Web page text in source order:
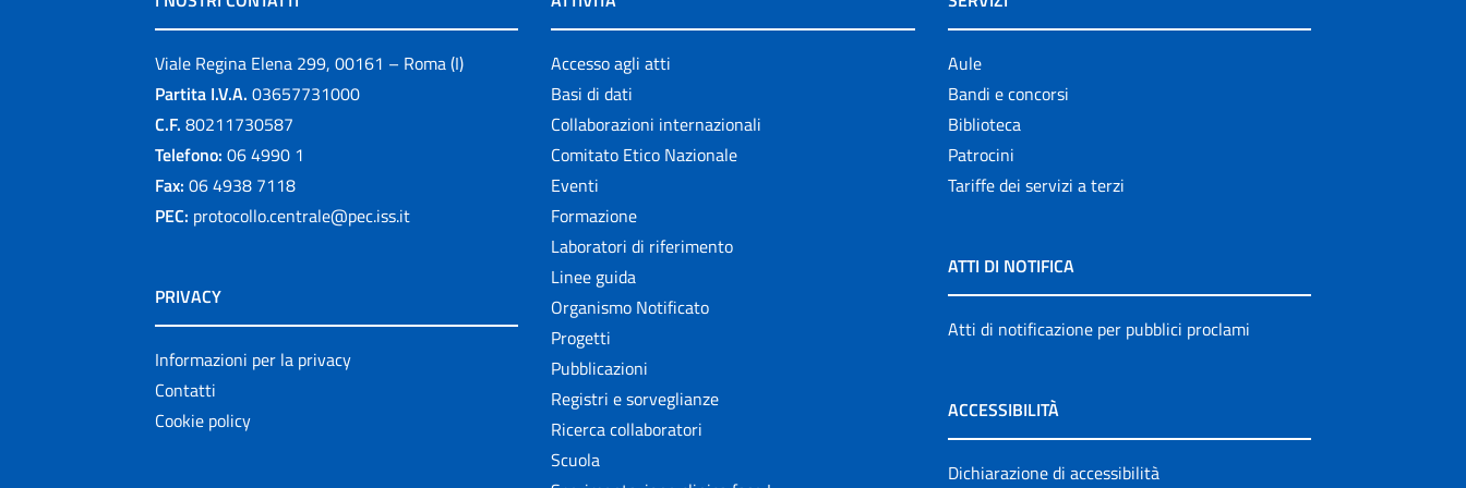
Viale Regina Elena 299, 00161 – Roma (I)
Partita I.V.A. 03657731000
C.F. 80211730587
Telefono: 06 4990 1
Fax: 06 4938 7118
PEC: protocollo.centrale@pec.iss.it
PRIVACY
Informazioni per la privacy
Contatti
Cookie policy
Accesso agli atti
Basi di dati
Collaborazioni internazionali
Comitato Etico Nazionale
Eventi
Formazione
Laboratori di riferimento
Linee guida
Organismo Notificato
Progetti
Pubblicazioni
Registri e sorveglianze
Ricerca collaboratori
Scuola
Aule
Bandi e concorsi
Biblioteca
Patrocini
Tariffe dei servizi a terzi
ATTI DI NOTIFICA
Atti di notificazione per pubblici proclami
ACCESSIBILITÀ
Dichiarazione di accessibilità